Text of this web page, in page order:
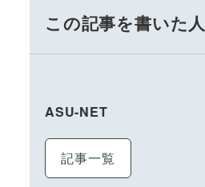
この記事を書いた人
ASU-NET
記事一覧